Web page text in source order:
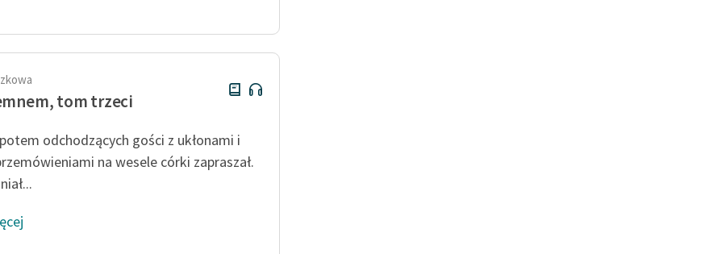
tom trzeci
odchodzących gości z ukłonami i
na wesele córki zapraszał.